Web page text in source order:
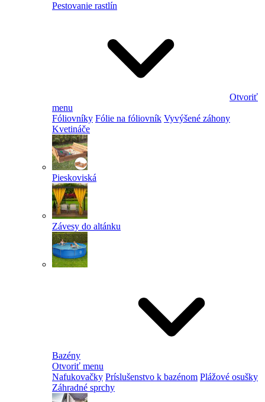
Pestovanie rastlín
Otvoriť
menu
Fóliovníky Fólie na fóliovník Vyvýšené záhony
Kvetináče
Pieskoviská
Závesy do altánku
Bazény
Otvoriť menu
Nafukovačky Príslušenstvo k bazénom Plážové osušky
Záhradné sprchy